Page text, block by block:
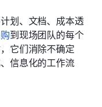
划、文档、成本透
到现场团队的每个
它们消除不确定
信息化的工作流